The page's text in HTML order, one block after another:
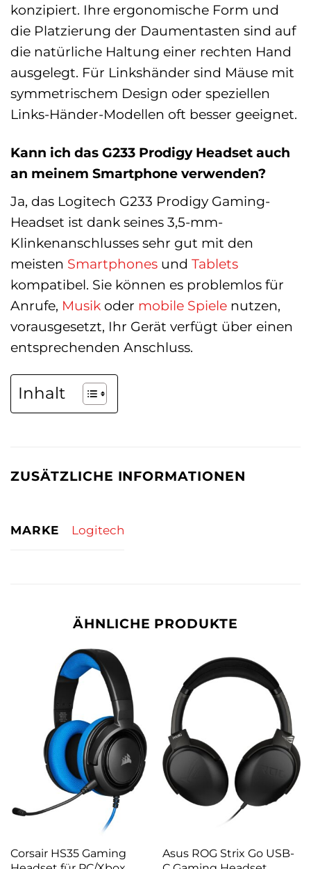
konzipiert. Ihre ergonomische Form und
die Platzierung der Daumentasten sind auf
die natürliche Haltung einer rechten Hand
ausgelegt. Für Linkshänder sind Mäuse mit
symmetrischem Design oder speziellen
Links-Händer-Modellen oft besser geeignet.
Kann ich das G233 Prodigy Headset auch
an meinem Smartphone verwenden?
Ja, das Logitech G233 Prodigy Gaming-
Headset ist dank seines 3,5-mm-
Klinkenanschlusses sehr gut mit den
meisten Smartphones und Tablets
kompatibel. Sie können es problemlos für
Anrufe, Musik oder mobile Spiele nutzen,
vorausgesetzt, Ihr Gerät verfügt über einen
entsprechenden Anschluss.
Inhalt
ZUSÄTZLICHE INFORMATIONEN
MARKE Logitech
ÄHNLICHE PRODUKTE
Corsair HS35 Gaming
Asus ROG Strix Go USB-